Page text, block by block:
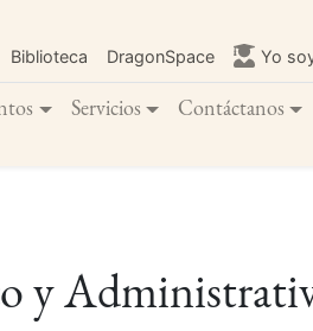
Biblioteca DragonSpace Yo
Servicios Contáctanos
y